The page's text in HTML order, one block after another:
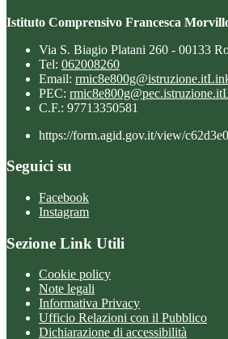
Istituto Comprensivo Francesca
Via S. Biagio Platani 260 - 00133
Tel: 062008260
Email: rmic8e800g@istruzione.it
PEC: rmic8e800g@pec.istruzione.it
C.F.: 97713350581
https://form.agid.gov.it/view/
Seguici su
Facebook
Instagram
Sezione Link Utili
Cookie policy
Note legali
Informativa Privacy
Ufficio Relazioni con il Pubblico
Dichiarazione di accessibilità